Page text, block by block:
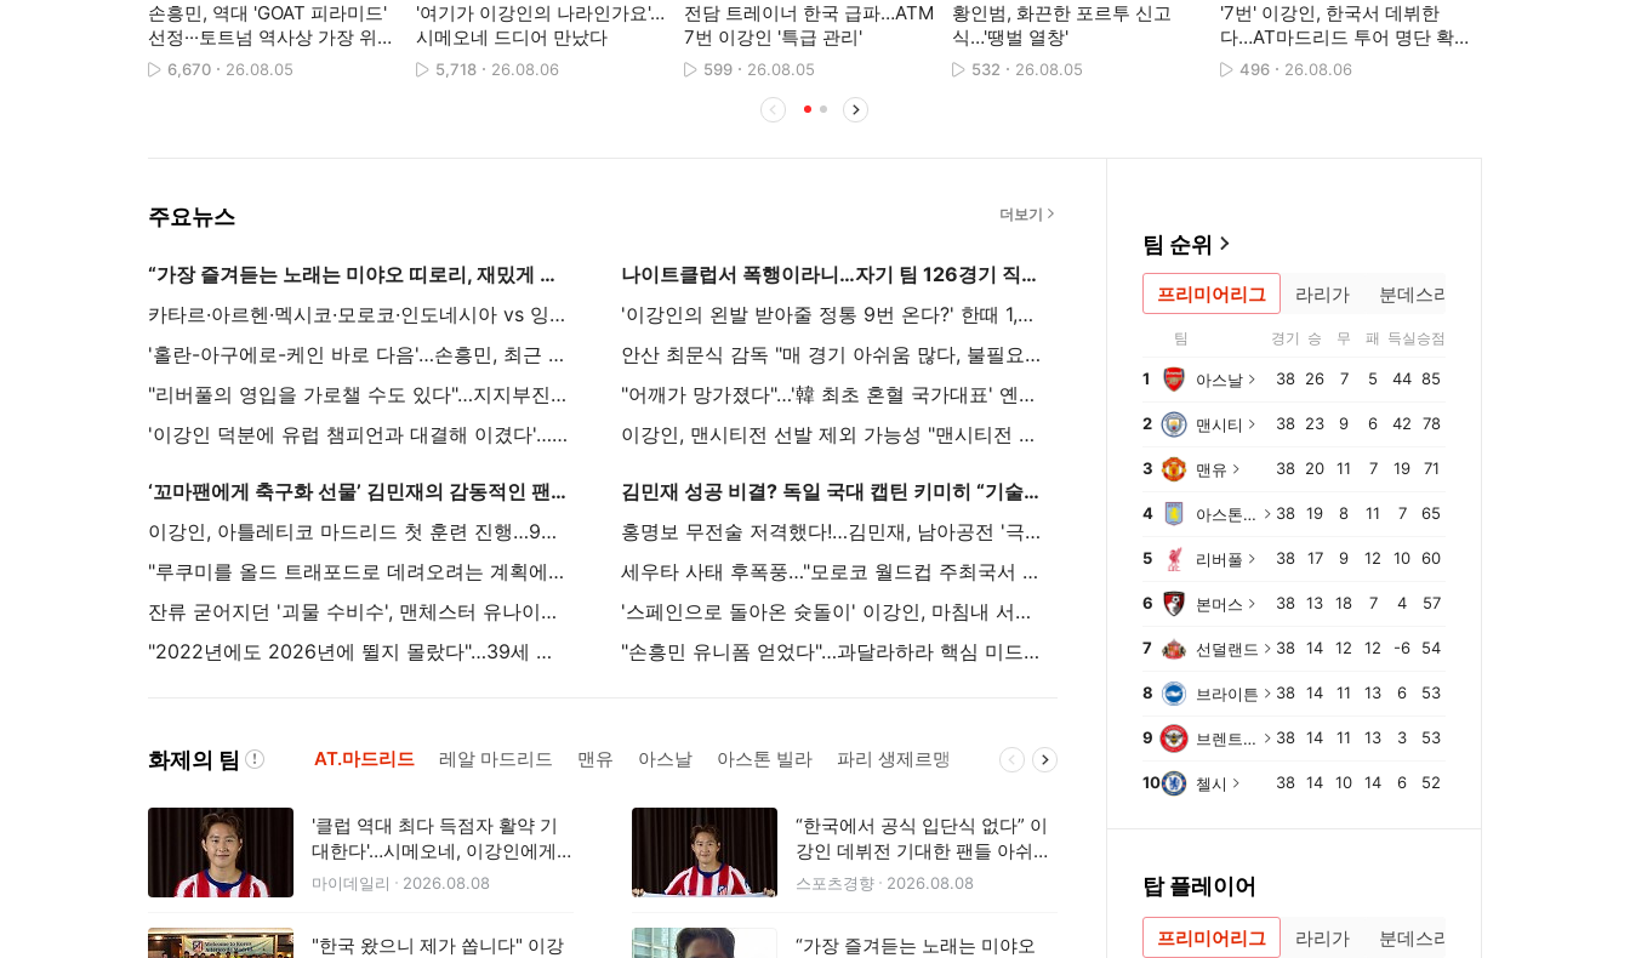
손흥민, 역대 'GOAT 피라미드'
선정···토트넘 역사상 가장 위대
한 선수 21인에 포함
6,670 26.08.05
'여기가 이강인의 나라인가요'…
시메오네 드디어 만났다
5,718 26.08.06
전담 트레이너 한국 급파…ATM
7번 이강인 '특급 관리'
599 26.08.05
황인범, 화끈한 포르투 신고
식…'땡벌 열창'
532 26.08.05
'7번' 이강인, 한국서 데뷔한
다…AT마드리드 투어 명단 확
정, 오늘 입국
496 26.08.06
주요뉴스
“가장 즐겨듣는 노래는 미야오 띠로리, 재밌게 본 영화 호프” 이강인, K문화 전도사로 나섰다
카타르·아르헨·멕시코·모로코·인도네시아 vs 잉글랜드·독일·크로아티아·네덜란드·요르단…세계 축구 분열 점점 더 커진다, 찬반 국가 어디?
'홀란-아구에로-케인 바로 다음'…손흥민, 최근 10시즌 EPL 해트트릭 최다 공동 4위→살라와 어깨 나란히
"리버풀의 영입을 가로챌 수도 있다"…지지부진했던 맨유, 이적시장 막판 속도 낸다→'EPL 검증 LB' 로빈슨+PSG 특급 유망주 음바예 정조준
'이강인 덕분에 유럽 챔피언과 대결해 이겼다'…스페인 2부리그 클럽 감격
‘꼬마팬에게 축구화 선물’ 김민재의 감동적인 팬서비스 “꼬마가 달라고 하니까…”
이강인, 아틀레티코 마드리드 첫 훈련 진행…9일 맨시티 상대로 데뷔전 예상
"루쿠미를 올드 트래포드로 데려오려는 계획에 타격"…맨체스터 유나이티드, 센터백 보강 차질→선수는 유벤투스-첼시 선호
잔류 굳어지던 '괴물 수비수', 맨체스터 유나이티드 이적설 다시 불붙었다..."우선적으로 원하는 선수 영입 불발 시 선택지"
"2022년에도 2026년에 뛸지 몰랐다"…39세 메시 라스트 댄스 아직 안 끝났다, 2028 코파 출전도 본인에게 맡긴다
나이트클럽서 폭행이라니…자기 팀 126경기 직접 베팅→8개월 출장 정지, 중징계 받고도 정신 못 차렸다, 英 대표 FW, 재판 넘겨져
'이강인의 왼발 받아줄 정통 9번 온다?' 한때 1,307억 공격수 블라호비치, 아틀레티코 이적 검토
안산 최문식 감독 "매 경기 아쉬움 많다, 불필요한 수비 실수 줄여야"[K리그2 인터뷰]
"어깨가 망가졌다"…'韓 최초 혼혈 국가대표' 옌스, 월드컵 끝나자마자 연이은 악재→부상 털고 돌아오자마자 또 쓰러졌다 "수 주간 결장 전망"
이강인, 맨시티전 선발 제외 가능성 "맨시티전 대비 훈련서 '후보조' 포함"
김민재 성공 비결? 독일 국대 캡틴 키미히 “기술과 스피드에 타고난 신체 조건까지”···“수비 포지션 성공엔 피지컬 아주 중요” [MK인터뷰]
홍명보 무전술 저격했다!…김민재, 남아공전 '극대노 이유' 공개→"공격수 필요했다" 인정
세우타 사태 후폭풍…"모로코 월드컵 주최국서 빼자"
'스페인으로 돌아온 슛돌이' 이강인, 마침내 서울에서 AT 마드리드 데뷔... "더 일찍 합류하지 못해 아쉬웠다"→생애 첫 'No.7' 출격
"손흥민 유니폼 얻었다"…과달라하라 핵심 미드필더, 승부차기 패배에도 싱글벙글
더보기
화제의 팀 AT.마드리드 레알 마드리드 맨유 아스날 아스톤 빌라 파리 생제르맹 바르셀로나 크리스탈 팰리스
'클럽 역대 최다 득점자 활약 기
대한다'…시메오네, 이강인에게
스트라이커 활약 기대
마이데일리 2026.08.08
“한국에서 공식 입단식 없다” 이
강인 데뷔전 기대한 팬들 아쉬움
···西 언론 “스페인 현지에서 열린
스포츠경향 2026.08.08
"한국 왔으니 제가 쏩니다" 이강
“가장 즐겨듣는 노래는 미야오
팀 순위
프리미어리그 라리가 분데스리가
팀 경기 승 무 패 득실 승점
1 아스날 38 26 7 5 44 85
2 맨시티 38 23 9 6 42 78
3 맨유 38 20 11 7 19 71
4 아스톤 빌라 38 19 8 11 7 65
5 리버풀 38 17 9 12 10 60
6 본머스 38 13 18 7 4 57
7 선덜랜드 38 14 12 12 -6 54
8 브라이튼 38 14 11 13 6 53
9 브렌트포드 38 14 11 13 3 53
10 첼시 38 14 10 14 6 52
탑 플레이어
프리미어리그 라리가 분데스리가